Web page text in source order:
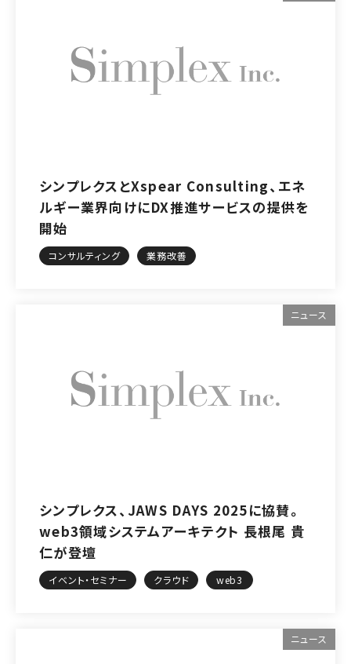
シンプレクスとXspear Consulting、エネ
ルギー業界向けにDX推進サービスの提供を
開始
コンサルティング 業務改善
ニュース
シンプレクス、JAWS DAYS 2025に協賛。
web3領域システムアーキテクト 長根尾 貴
仁が登壇
イベント・セミナー クラウド web3
ニュース